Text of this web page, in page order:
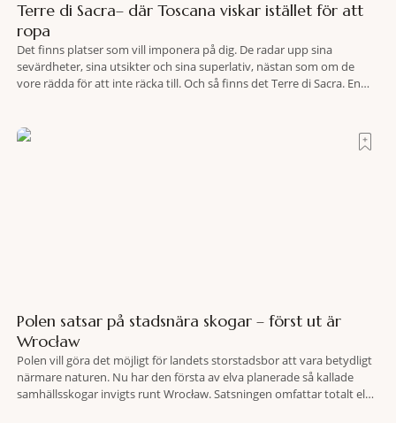
Terre di Sacra– där Toscana viskar istället för att
ropa
Det finns platser som vill imponera på dig. De radar upp sina
sevärdheter, sina utsikter och sina superlativ, nästan som om de
vore rädda för att inte räcka till. Och så finns det Terre di Sacra. En
Polen satsar på stadsnära skogar – först ut är
Wrocław
Polen vill göra det möjligt för landets storstadsbor att vara betydligt
närmare naturen. Nu har den första av elva planerade så kallade
samhällsskogar invigts runt Wrocław. Satsningen omfattar totalt elva